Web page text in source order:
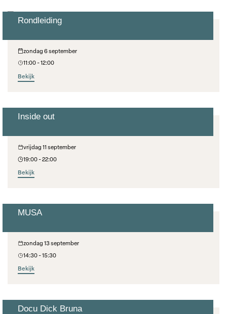
Rondleidingen
Rondleiding
zondag 6 september
11:00 - 12:00
Bekijk
Barths Filmavond
Inside out
vrijdag 11 september
19:00 - 22:00
Bekijk
Concert Met De Hoed
MUSA
zondag 13 september
14:30 - 15:30
Bekijk
Barths Buurtcafé
Docu Dick Bruna